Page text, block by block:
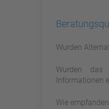
Wurden
Wurden das
Informationen
Wie